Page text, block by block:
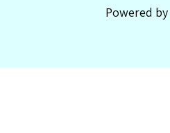
Powered by